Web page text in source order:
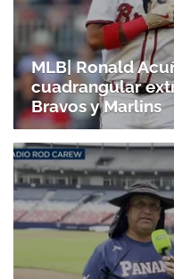
MLB| Ronald
cuadrangular
Bravos y Marlins